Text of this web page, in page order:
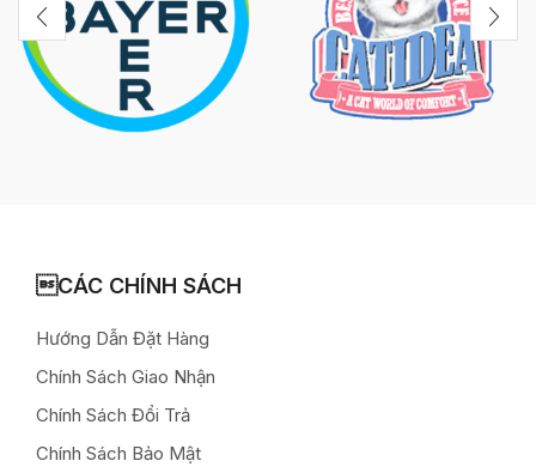
CÁC CHÍNH SÁCH
Hướng Dẫn Đặt Hàng
Chính Sách Giao Nhận
Chính Sách Đổi Trả
Chính Sách Bảo Mật